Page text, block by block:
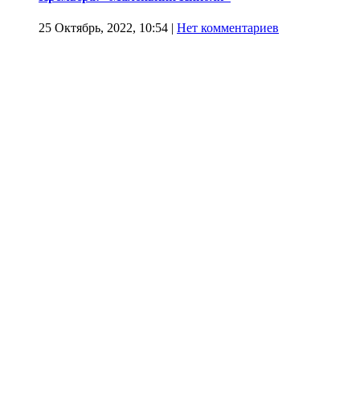
25 Октябрь, 2022, 10:54 | Нет комментариев